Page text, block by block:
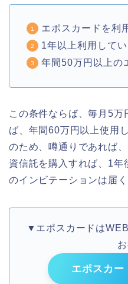
エポスカードを利
1年以上利用してい
年間50万円以上
この条件ならば、毎月5
ば、年間60万円以上使用
のため、噂通りであれば
資信託を購入すれば、1年
のインビテーションは届
▼エポスカードは
エポスカー